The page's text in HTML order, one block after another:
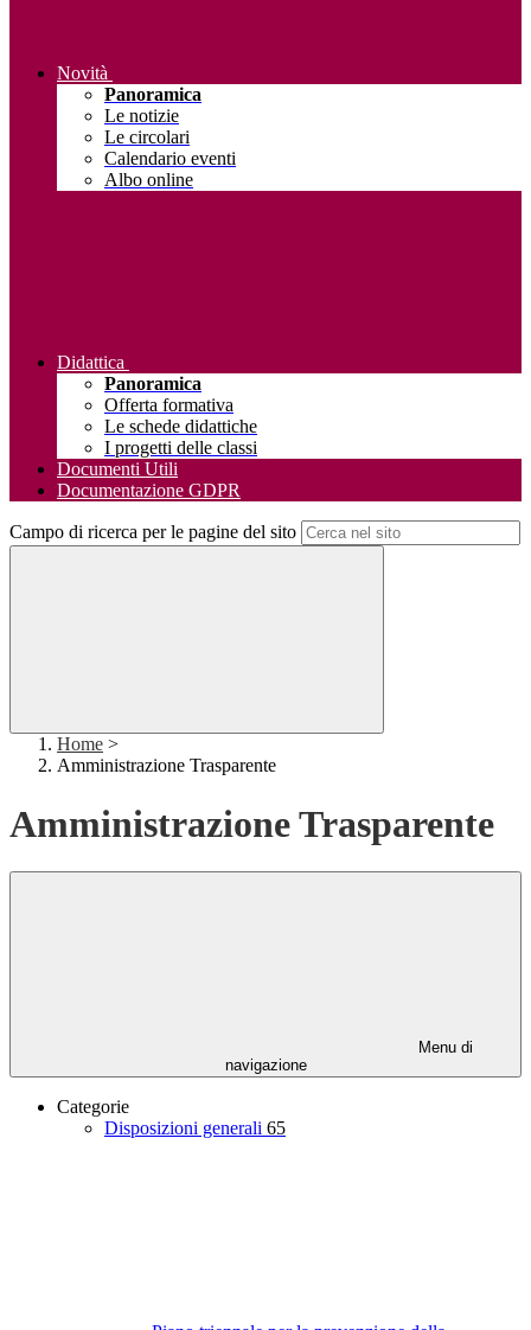
Novità
Panoramica
Le notizie
Le circolari
Calendario eventi
Albo online
Didattica
Panoramica
Offerta formativa
Le schede didattiche
I progetti delle classi
Documenti Utili
Documentazione GDPR
Campo di ricerca per le pagine del sito
Home >
Amministrazione Trasparente
Amministrazione Trasparente
Menu di
navigazione
Categorie
Disposizioni generali 65